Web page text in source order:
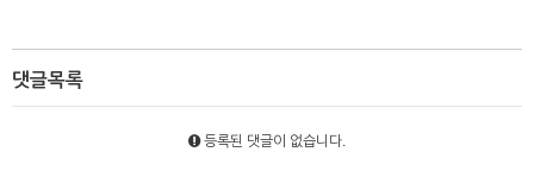
댓글목록
등록된 댓글이 없습니다.